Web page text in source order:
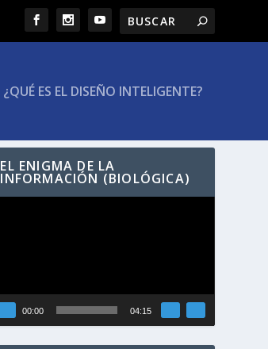
¿QUÉ ES EL DISEÑO INTELIGENTE?
EL ENIGMA DE LA
INFORMACIÓN (BIOLÓGICA)
00:00 04:15